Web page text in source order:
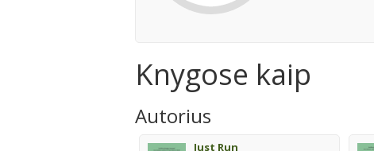
Knygose kaip
Autorius
Just Run